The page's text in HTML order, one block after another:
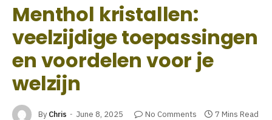
Menthol kristallen:
veelzijdige toepassingen
en voordelen voor je
welzijn
By Chris June 8, 2025 No Comments 7 Mins Read